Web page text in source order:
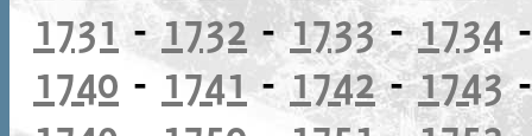
1731 -1732 -1733-1734
1740 - 1741 -1742-1743